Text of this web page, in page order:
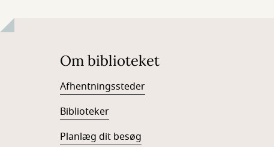
Om biblioteket
Afhentningssteder
Biblioteker
Planlæg dit besøg